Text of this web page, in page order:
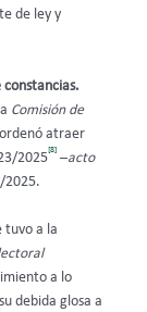
de ley y
Comisión de
atraer
2025
[8]
–acto
2025.
tuvo a la
a lo
debida glosa a